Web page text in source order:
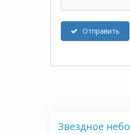
Отправить
Звёздное небо